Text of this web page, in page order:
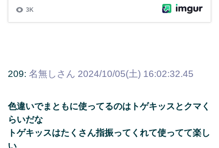
209: 名無しさん 2024/10/05(土) 16:02:32.45
色違いでまともに使ってるのはトゲキッスとクマく
らいだな
トゲキッスはたくさん指振ってくれて使ってて楽し